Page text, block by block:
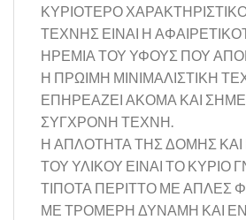
ΚΥΡΙΟΤΕΡΟ
ΤΕΧΝΗΣ ΕΙΝΑΙ Η
ΗΡΕΜΙΑ ΤΟΥ ΥΦΟΥΣ ΠΟΥ
Η ΠΡΩΙΜΗ ΜΙΝΙΜΑΛΙΣΤΙΚΗ
ΕΠΗΡΕΑΖΕΙ ΑΚΟΜΑ ΚΑΙ
ΣΥΓΧΡΟΝΗ ΤΕΧΝΗ.
Η ΑΠΛΟΤΗΤΑ ΤΗΣ ΔΟΜΗΣ ΚΑΙ
ΤΟΥ ΥΛΙΚΟΥ ΕΙΝΑΙ ΤΟ ΚΥΡΙΟ
ΤΙΠΟΤΑ ΠΕΡΙΤΤΟ ΜΕ ΑΠΛΕΣ
ΜΕ ΤΡΟΜΕΡΗ ΔΥΝΑΜΗ ΚΑΙ